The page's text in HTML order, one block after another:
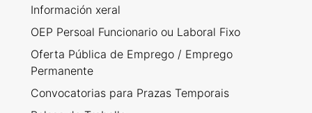
Información xeral
OEP Persoal Funcionario ou Laboral Fixo
Oferta Pública de Emprego / Emprego
Permanente
Convocatorias para Prazas Temporais